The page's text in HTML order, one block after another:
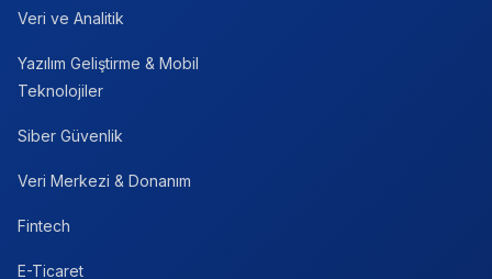
Veri ve Analitik
Yazılım Geliştirme & Mobil
Teknolojiler
Siber Güvenlik
Veri Merkezi & Donanım
Fintech
E-Ticaret